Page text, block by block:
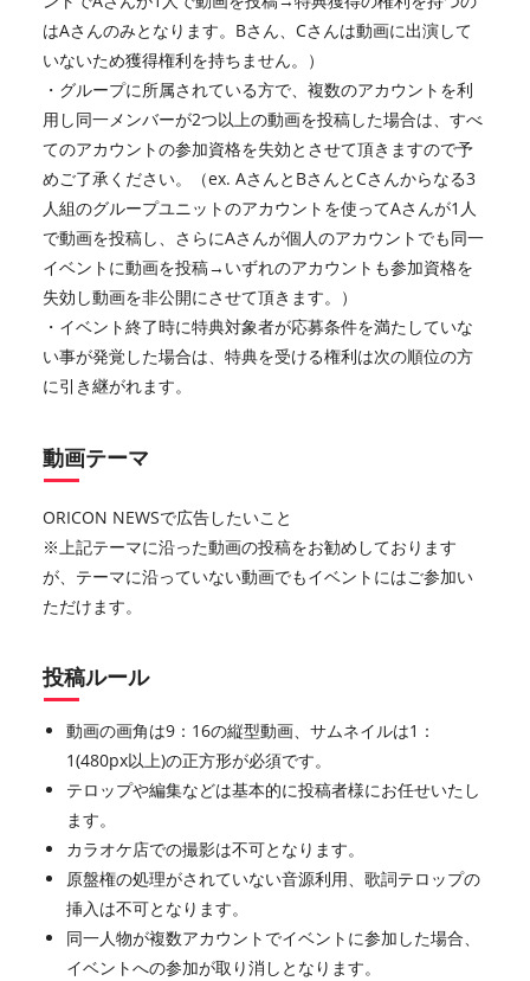
はAさんのみとなります。Bさん、Cさんは動画に出演して
いないため獲得権利を持ちません。）
・グループに所属されている方で、複数のアカウントを利
用し同一メンバーが2つ以上の動画を投稿した場合は、すべ
てのアカウントの参加資格を失効とさせて頂きますので予
めご了承ください。（ex. AさんとBさんとCさんからなる3
人組のグループユニットのアカウントを使ってAさんが1人
で動画を投稿し、さらにAさんが個人のアカウントでも同一
イベントに動画を投稿→いずれのアカウントも参加資格を
失効し動画を非公開にさせて頂きます。）
・イベント終了時に特典対象者が応募条件を満たしていな
い事が発覚した場合は、特典を受ける権利は次の順位の方
に引き継がれます。
動画テーマ
ORICON NEWSで広告したいこと
※上記テーマに沿った動画の投稿をお勧めしております
が、テーマに沿っていない動画でもイベントにはご参加い
ただけます。
投稿ルール
動画の画角は9：16の縦型動画、サムネイルは1：
1(480px以上)の正方形が必須です。
テロップや編集などは基本的に投稿者様にお任せいたし
ます。
カラオケ店での撮影は不可となります。
原盤権の処理がされていない音源利用、歌詞テロップの
挿入は不可となります。
同一人物が複数アカウントでイベントに参加した場合、
イベントへの参加が取り消しとなります。